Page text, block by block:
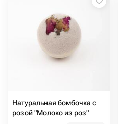
Натуральная бомбочка с
розой "Молоко из роз"